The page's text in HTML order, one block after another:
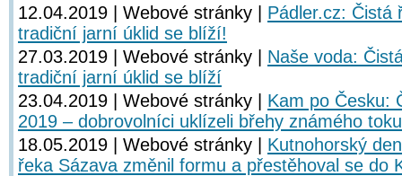
12.04.2019 | Webové stránky | Pádler.cz: Čistá
tradiční jarní úklid se blíží!
27.03.2019 | Webové stránky | Naše voda:
tradiční jarní úklid se blíží
23.04.2019 | Webové stránky | Kam po Česku:
2019 – dobrovolníci uklízeli břehy známého toku
18.05.2019 | Webové stránky | Kutnohorský
řeka Sázava změnil formu a přestěhoval se do